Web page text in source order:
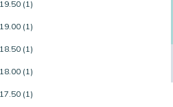
(1)
(1)
(1)
(1)
(1)